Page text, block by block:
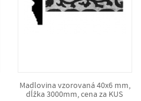
Madlovina vzorovaná 40x6 mm,
dĺžka 3000mm, cena za KUS